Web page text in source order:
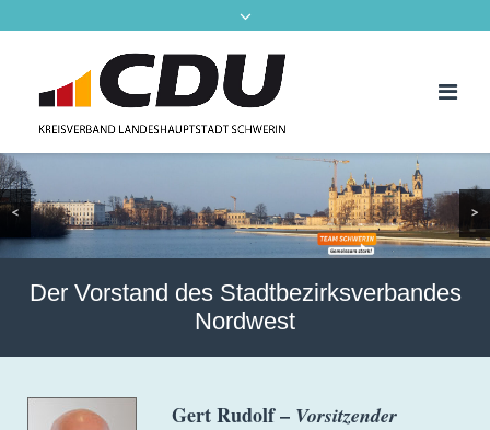
< >
Der Vorstand des Stadtbezirksverbandes
Nordwest
Gert Rudolf – Vorsitzender